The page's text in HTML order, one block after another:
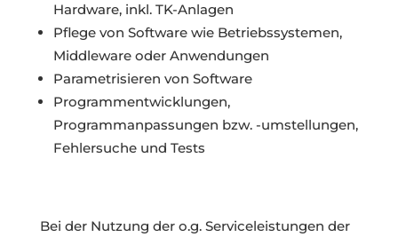
Hardware, inkl. TK-Anlagen
Pflege von Software wie Betriebssystemen,
Middleware oder Anwendungen
Parametrisieren von Software
Programmentwicklungen,
Programmanpassungen bzw. -umstellungen,
Fehlersuche und Tests
Bei der Nutzung der o.g. Serviceleistungen der